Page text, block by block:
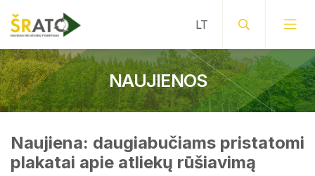
NAUJIENOS
Naujiena: daugiabučiams pristatomi
plakatai apie atliekų rūšiavimą